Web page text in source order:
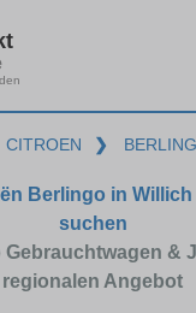
CITROEN ❯
Berlingo in
suchen
&
regionalen Angebot